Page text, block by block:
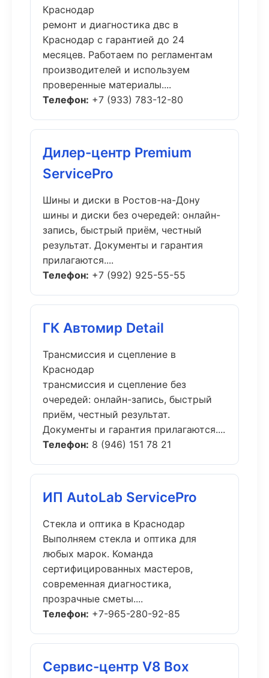
Краснодар
ремонт и диагностика двс в
Краснодар с гарантией до 24
месяцев. Работаем по регламентам
производителей и используем
проверенные материалы....
Телефон: +7 (933) 783-12-80
Дилер-центр Premium
ServicePro
Шины и диски в Ростов-на-Дону
шины и диски без очередей: онлайн-
запись, быстрый приём, честный
результат. Документы и гарантия
прилагаются....
Телефон: +7 (992) 925-55-55
ГК Автомир Detail
Трансмиссия и сцепление в
Краснодар
трансмиссия и сцепление без
очередей: онлайн-запись, быстрый
приём, честный результат.
Документы и гарантия прилагаются....
Телефон: 8 (946) 151 78 21
ИП AutoLab ServicePro
Стекла и оптика в Краснодар
Выполняем стекла и оптика для
любых марок. Команда
сертифицированных мастеров,
современная диагностика,
прозрачные сметы....
Телефон: +7-965-280-92-85
Сервис-центр V8 Box